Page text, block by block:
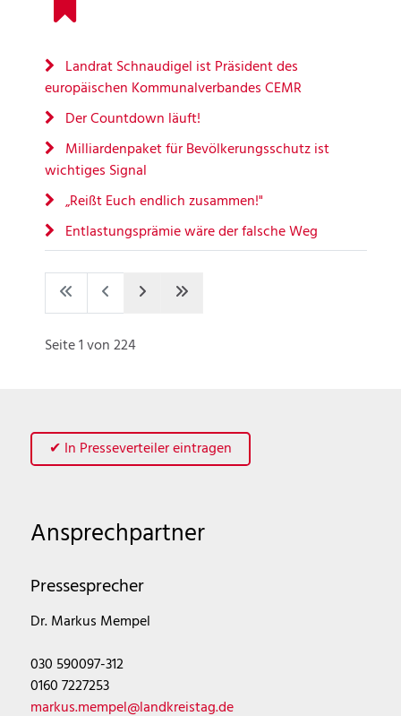
Landrat Schnaudigel ist Präsident des
europäischen Kommunalverbandes CEMR
Der Countdown läuft!
Milliardenpaket für Bevölkerungsschutz ist
wichtiges Signal
„Reißt Euch endlich zusammen!"
Entlastungsprämie wäre der falsche Weg
Seite 1 von 224
✔ In Presseverteiler eintragen
Ansprechpartner
Pressesprecher
Dr. Markus Mempel
030 590097-312
0160 7227253
markus.mempel@landkreistag.de